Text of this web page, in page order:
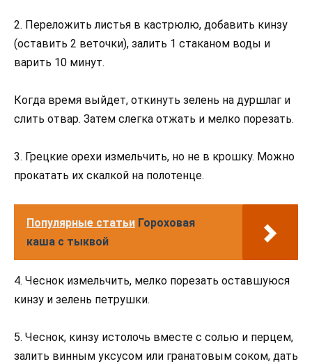
2. Переложить листья в кастрюлю, добавить кинзу
(оставить 2 веточки), залить 1 стаканом воды и
варить 10 минут.
Когда время выйдет, откинуть зелень на дуршлаг и
слить отвар. Затем слегка отжать и мелко порезать.
3. Грецкие орехи измельчить, но не в крошку. Можно
прокатать их скалкой на полотенце.
Популярные статьи Гороховая
каша с тыквой
4. Чеснок измельчить, мелко порезать оставшуюся
кинзу и зелень петрушки.
5. Чеснок, кинзу истолочь вместе с солью и перцем,
залить винным уксусом или гранатовым соком, дать